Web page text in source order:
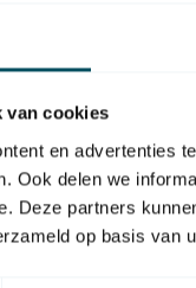
van cookies
en advertenties
Ook delen we
Deze partners
op basis van
kanaals handzender